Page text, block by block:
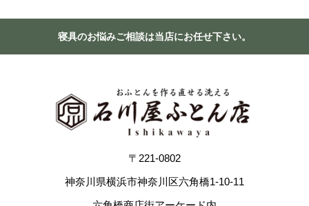
寝具のお悩みご相談は当店にお任せ下さい。
〒221-0802
神奈川県横浜市神奈川区六角橋1-10-11